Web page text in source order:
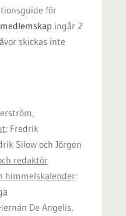
för
medlemskap ingår 2
skickas inte
: Fredrik
Silow och Jörgen
redaktör
himmelskalender:
De Angelis,